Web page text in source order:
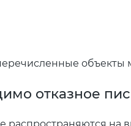
отказное